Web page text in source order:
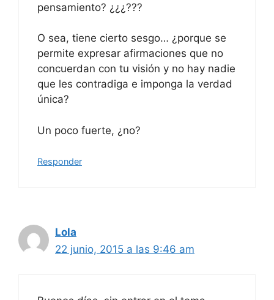
pensamiento? ¿¿¿???
O sea, tiene cierto sesgo… ¿porque se
permite expresar afirmaciones que no
concuerdan con tu visión y no hay nadie
que les contradiga e imponga la verdad
única?
Un poco fuerte, ¿no?
Responder
Lola
22 junio, 2015 a las 9:46 am